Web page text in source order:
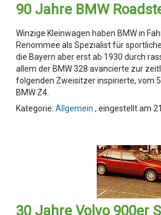
90 Jahre BMW
Winzige Kleinwagen haben BMW in
Renommee als Spezialist für
die Bayern aber erst ab 1930 durch
allem der BMW 328 avancierte zur
folgenden Zweisitzer inspirierte, vom
BMW Z4.
Kategorie: Allgemein , eingestellt am
30 Jahre Volvo 900er